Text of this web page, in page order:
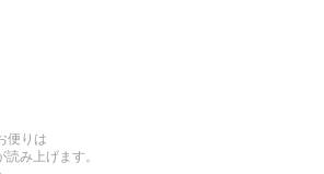
便りは
み上げます。